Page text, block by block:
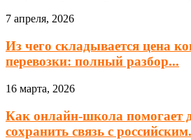
7 апреля, 2026
Из чего складывается цена
перевозки: полный разбор...
16 марта, 2026
Как онлайн-школа помогает
сохранить связь с